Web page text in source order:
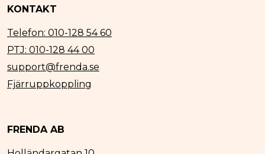
KONTAKT
Telefon: 010-128 54 60
PTJ: 010-128 44 00
support@frenda.se
Fjärruppkoppling
FRENDA AB